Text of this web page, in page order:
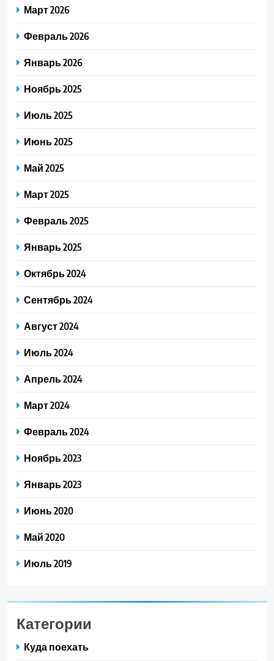
Март 2026
Февраль 2026
Январь 2026
Ноябрь 2025
Июль 2025
Июнь 2025
Май 2025
Март 2025
Февраль 2025
Январь 2025
Октябрь 2024
Сентябрь 2024
Август 2024
Июль 2024
Апрель 2024
Март 2024
Февраль 2024
Ноябрь 2023
Январь 2023
Июнь 2020
Май 2020
Июль 2019
Категории
Куда поехать